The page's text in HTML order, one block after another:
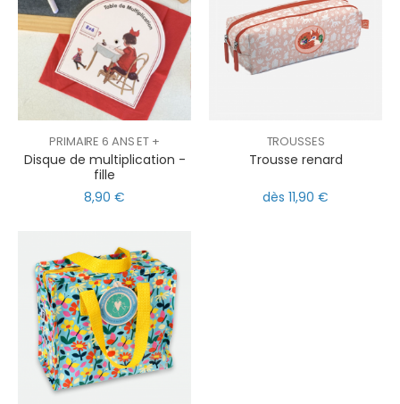
PRIMAIRE 6 ANS ET +
Disque de multiplication -
fille
8,90 €
TROUSSES
Trousse renard
dès 11,90 €